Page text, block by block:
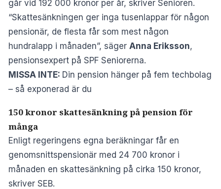
går vid 192 000 kronor per år, skriver Senioren.
“Skattesänkningen ger inga tusenlappar för någon
pensionär, de flesta får som mest någon
hundralapp i månaden”, säger Anna Eriksson,
pensionsexpert på SPF Seniorerna.
MISSA INTE: Din pension hänger på fem techbolag
– så exponerad är du
150 kronor skattesänkning på pension för
många
Enligt regeringens egna beräkningar får en
genomsnittspensionär med 24 700 kronor i
månaden en skattesänkning på cirka 150 kronor,
skriver SEB.